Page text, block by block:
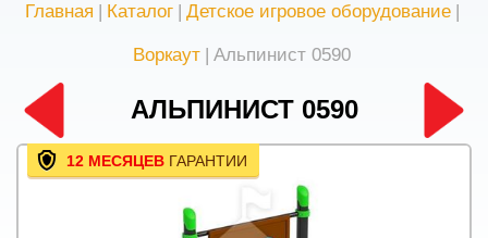
Главная | Каталог | Детское игровое оборудование |
Воркаут | Альпинист 0590
АЛЬПИНИСТ 0590
12 МЕСЯЦЕВ ГАРАНТИИ